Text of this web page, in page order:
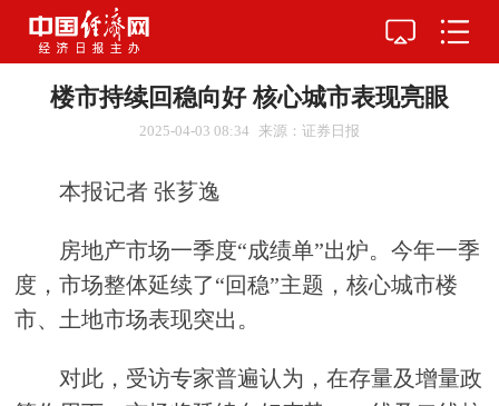
楼市持续回稳向好 核心城市表现亮眼
2025-04-03 08:34 来源：证券日报
本报记者 张芗逸
房地产市场一季度“成绩单”出炉。今年一季
度，市场整体延续了“回稳”主题，核心城市楼
市、土地市场表现突出。
对此，受访专家普遍认为，在存量及增量政